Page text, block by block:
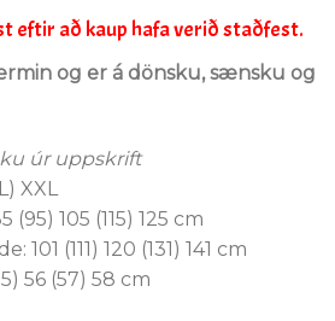
eftir að kaup hafa verið staðfest.
og er á dönsku, sænsku og
úr uppskrift
XXL
(95) 105 (115) 125 cm
101 (111) 120 (131) 141 cm
56 (57) 58 cm